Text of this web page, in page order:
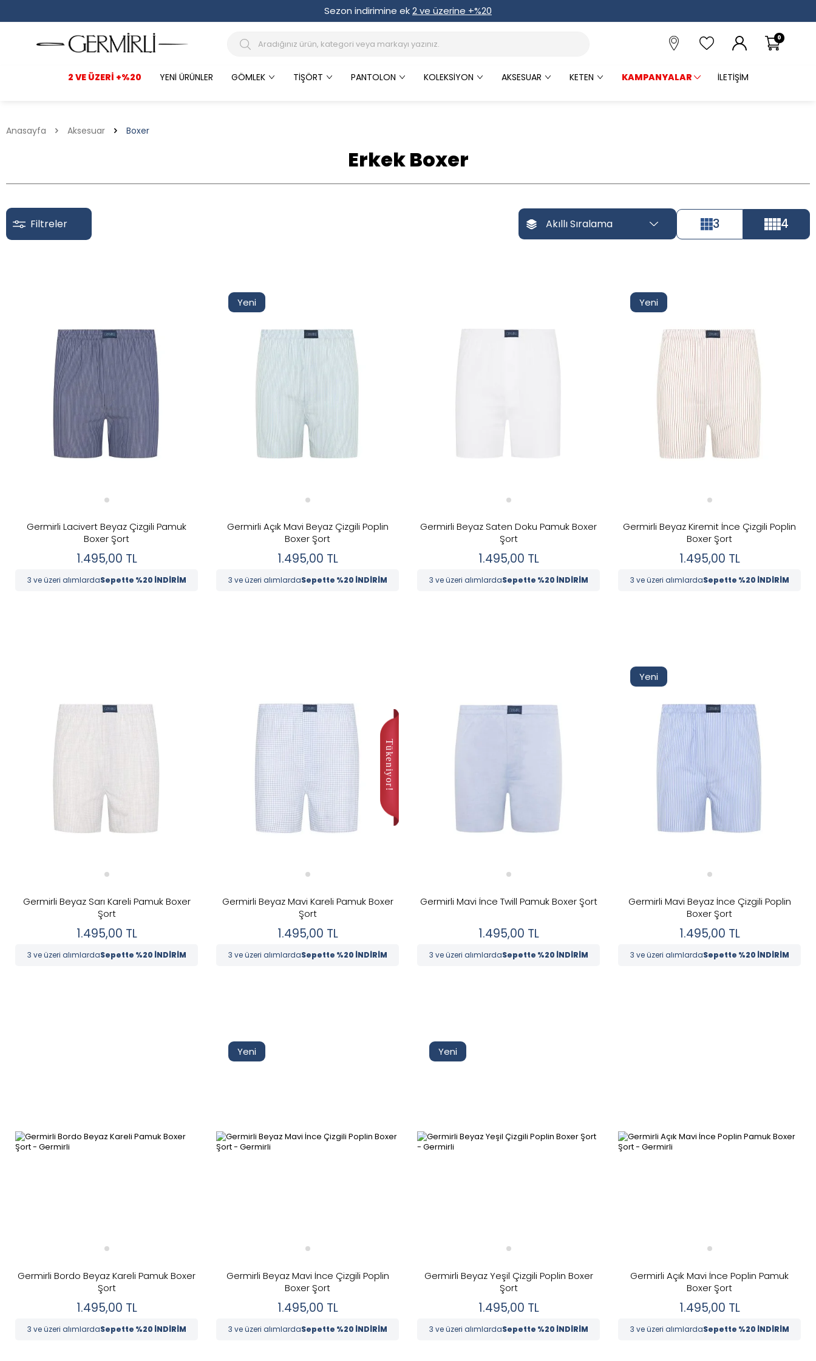
Sezon indirimine ek2 ve üzerine +%20
0
2 VE ÜZERI +%20 YENI ÜRÜNLER GÖMLEK TIŞÖRT PANTOLON KOLEKSIYON AKSESUAR KETEN İLETIŞIM
KAMPANYALAR
Anasayfa Aksesuar Boxer
Erkek Boxer
Filtreler
Yeni
Kategoriler
Marka Beyaz Çok Renkli
Fiyat
Akıllı Sıralama 3 4
Germirli Lacivert Beyaz Çizgili Pamuk
Boxer Şort
1.495,00 TL
3 ve üzeri alımlardaSepette %20 İNDİRİM
Yeni
Germirli Açık Mavi Beyaz Çizgili Poplin
Boxer Şort
1.495,00 TL
3 ve üzeri alımlardaSepette %20 İNDİRİM
Germirli Beyaz Saten Doku Pamuk Boxer
Şort
1.495,00 TL
3 ve üzeri alımlardaSepette %20 İNDİRİM
Yeni
Germirli Beyaz Kiremit İnce Çizgili Poplin
Boxer Şort
1.495,00 TL
3 ve üzeri alımlardaSepette %20 İNDİRİM
Germirli Beyaz Sarı Kareli Pamuk Boxer
Şort
1.495,00 TL
3 ve üzeri alımlardaSepette %20 İNDİRİM
Germirli Beyaz Mavi Kareli Pamuk Boxer
Şort
1.495,00 TL
3 ve üzeri alımlardaSepette %20 İNDİRİM
Germirli Mavi İnce Twill Pamuk Boxer Şort
1.495,00 TL
3 ve üzeri alımlardaSepette %20 İNDİRİM
Yeni
Germirli Mavi Beyaz İnce Çizgili Poplin
Boxer Şort
1.495,00 TL
3 ve üzeri alımlardaSepette %20 İNDİRİM
Germirli Bordo Beyaz Kareli Pamuk Boxer
Şort
1.495,00 TL
3 ve üzeri alımlardaSepette %20 İNDİRİM
Yeni
Germirli Beyaz Mavi İnce Çizgili Poplin
Boxer Şort
1.495,00 TL
3 ve üzeri alımlardaSepette %20 İNDİRİM
Yeni
Germirli Beyaz Yeşil Çizgili Poplin Boxer
Şort
1.495,00 TL
3 ve üzeri alımlardaSepette %20 İNDİRİM
Germirli Açık Mavi İnce Poplin Pamuk
Boxer Şort
1.495,00 TL
3 ve üzeri alımlardaSepette %20 İNDİRİM